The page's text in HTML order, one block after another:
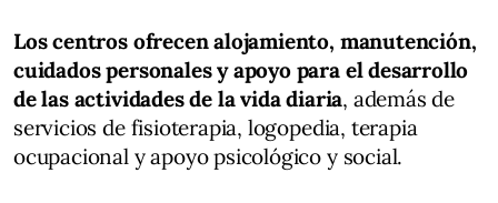
Los centros ofrecen alojamiento, manutención,
cuidados personales y apoyo para el desarrollo
de las actividades de la vida diaria, además de
servicios de fisioterapia, logopedia, terapia
ocupacional y apoyo psicológico y social.